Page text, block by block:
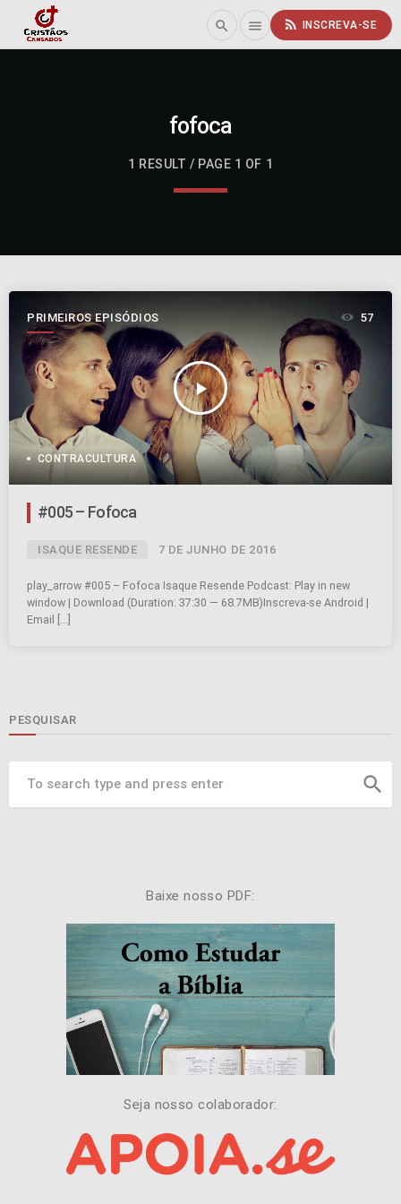
search menu rss_feed INSCREVA-SE
fofoca
1 RESULT / PAGE 1 OF 1
PRIMEIROS EPISÓDIOS
play_arrow
57
CONTRACULTURA
#005 – Fofoca
ISAQUE RESENDE 7 DE JUNHO DE 2016
play_arrow #005 – Fofoca Isaque Resende Podcast: Play in new
window | Download (Duration: 37:30 — 68.7MB)Inscreva-se Android |
Email […]
PESQUISAR
search
Baixe nosso PDF:
Seja nosso colaborador: